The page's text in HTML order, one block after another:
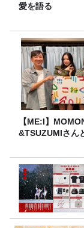
愛を語る
【ME:I】
&TSUZUMIさん